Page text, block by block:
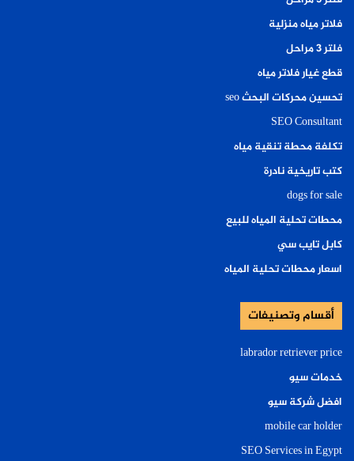
فلاتر مياه منزلية
فلتر ٣ مراحل
قطع غيار فلاتر مياه
تحسين محركات البحث seo
SEO Consultant
تكلفة محطة تنقية مياه
كتب تاريخية نادرة
dogs for sale
محطات تحلية المياه للبيع
كابل تايب سي
اسعار محطات تحلية المياه
أقسام وتصنيفات
labrador retriever price
خدمات سيو
افضل شركة سيو
mobile car holder
SEO Services in Egypt